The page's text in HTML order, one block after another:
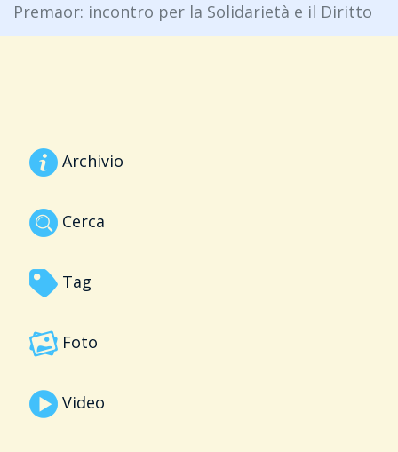
Premaor: incontro per la Solidarietà e il Diritto
Archivio
Cerca
Tag
Foto
Video